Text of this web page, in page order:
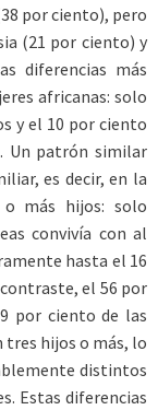
por ciento), pero
(21 por ciento) y
diferencias más
africanas: solo
y el 10 por ciento
Un patrón similar
es decir, en la
más hijos: solo
convivía con al
hasta el 16
el 56 por
por ciento de las
tres hijos o más, lo
distintos
Estas diferencias